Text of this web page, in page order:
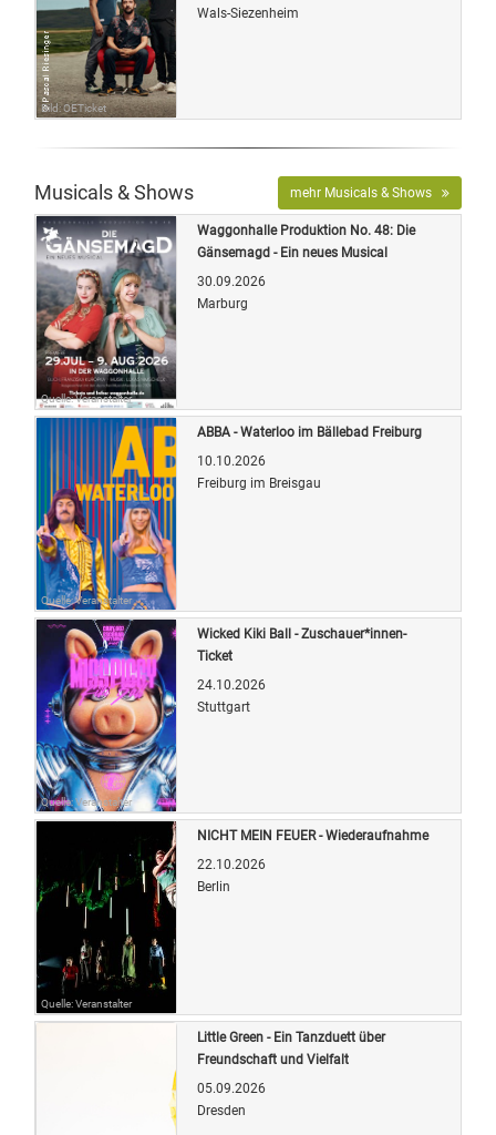
Bild: OETicket
Wals-Siezenheim
Musicals & Shows mehr Musicals & Shows
Quelle: Veranstalter
Waggonhalle Produktion No. 48: Die
Gänsemagd - Ein neues Musical
30.09.2026
Marburg
Quelle: Veranstalter
ABBA - Waterloo im Bällebad Freiburg
10.10.2026
Freiburg im Breisgau
Quelle: Veranstalter
Wicked Kiki Ball - Zuschauer*innen-
Ticket
24.10.2026
Stuttgart
Quelle: Veranstalter
NICHT MEIN FEUER - Wiederaufnahme
22.10.2026
Berlin
Little Green - Ein Tanzduett über
Freundschaft und Vielfalt
05.09.2026
Dresden